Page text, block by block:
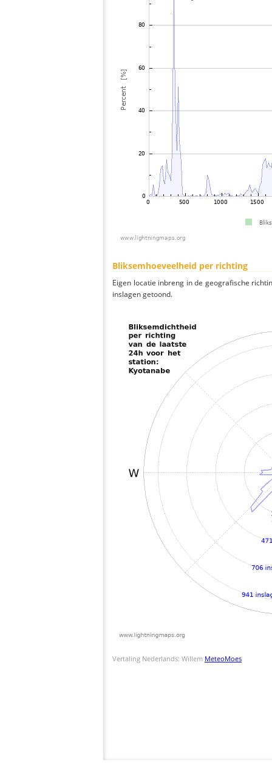
Bliksemhoeveelheid per richting
Eigen locatie inbreng in de geografische
inslagen getoond.
Vertaling Nederlands: Willem MeteoMoes